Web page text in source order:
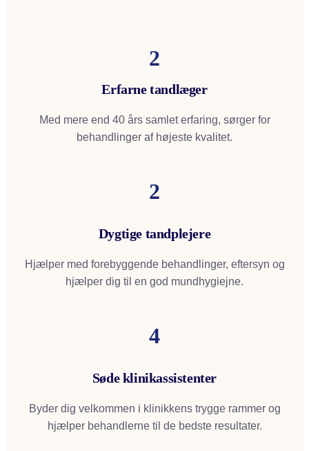
2
Erfarne tandlæger
Med mere end 40 års samlet erfaring, sørger for
behandlinger af højeste kvalitet.
2
Dygtige tandplejere
Hjælper med forebyggende behandlinger, eftersyn og
hjælper dig til en god mundhygiejne.
4
Søde klinikassistenter
Byder dig velkommen i klinikkens trygge rammer og
hjælper behandlerne til de bedste resultater.